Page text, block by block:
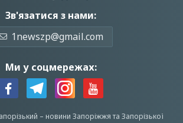
Зв'язатися з нами:
1newszp@gmail.com
Ми у соцмережах:
– новини Запоріжжята Запорізької